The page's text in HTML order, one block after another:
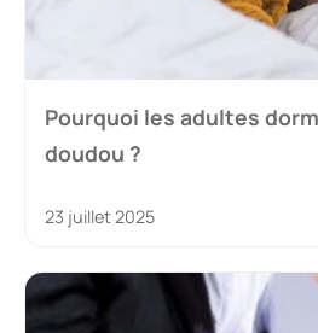
Pourquoi les adultes
doudou ?
23 juillet 2025